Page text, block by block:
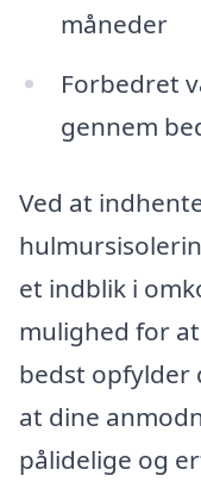
måneder
Forbedret
gennem
Ved at
et indblik i
mulighed for
bedst opfylder
at dine
pålidelige og